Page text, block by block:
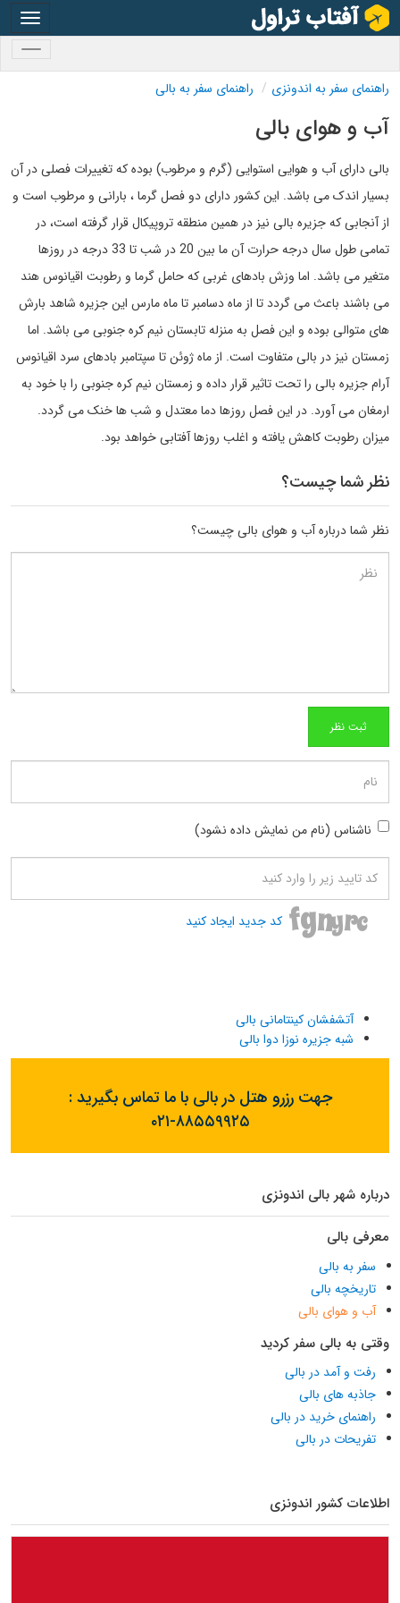
راهنمای سفر به اندونزی راهنمای سفر به بالی
آب و هوای بالی
بالی دارای آب و هوایی استوایی (گرم و مرطوب) بوده که تغییرات فصلی در آن
بسیار اندک می باشد. این کشور دارای دو فصل گرما ، بارانی و مرطوب است و
از آنجابی که جزیره بالی نیز در همین منطقه تروپیکال قرار گرفته است، در
تمامی طول سال درجه حرارت آن ما بین 20 در شب تا 33 درجه در روزها
متغیر می باشد. اما وزش بادهای غربی که حامل گرما و رطوبت اقیانوس هند
می باشند باعث می گردد تا از ماه دسامبر تا ماه مارس این جزیره شاهد بارش
های متوالی بوده و این فصل به منزله تابستان نیم کره جنوبی می باشد. اما
زمستان نیز در بالی متفاوت است. از ماه ژوئن تا سپتامبر بادهای سرد اقیانوس
آرام جزیره بالی را تحت تاثیر قرار داده و زمستان نیم کره جنوبی را با خود به
ارمغان می آورد. در این فصل روزها دما معتدل و شب ها خنک می گردد.
میزان رطوبت کاهش یافته و اغلب روزها آفتابی خواهد بود.
نظر شما چیست؟
نظر شما درباره آب و هوای بالی چیست؟
ناشناس (نام من نمایش داده نشود)
کد جدید ایجاد کنید
آتشفشان کینتامانی بالی
شبه جزیره نوزا دوا بالی
جهت رزرو هتل در بالی با ما تماس بگیرید :
۰۲۱-۸۸۵۵۹۹۲۵
درباره شهر بالی اندونزی
معرفی بالی
سفر به بالی
تاریخچه بالی
آب و هوای بالی
وقتی به بالی سفر کردید
رفت و آمد در بالی
جاذبه های بالی
راهنمای خرید در بالی
تفریحات در بالی
اطلاعات کشور اندونزی